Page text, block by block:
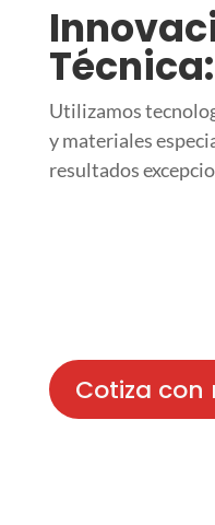
Técnica:
Utilizamos
y materiales
resultados
Cotiza con